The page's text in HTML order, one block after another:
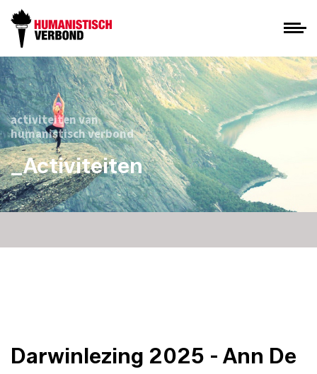
activiteiten van
humanistisch verbond
_Activiteiten
Darwinlezing 2025 - Ann De